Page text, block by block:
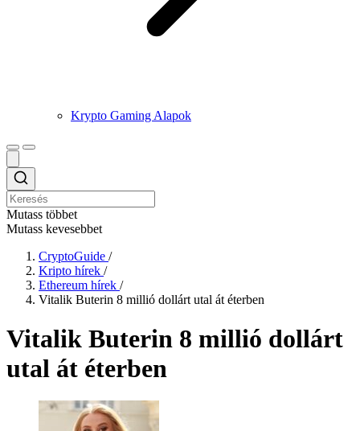
Krypto Gaming Alapok
Mutass többet
Mutass kevesebbet
CryptoGuide /
Kripto hírek /
Ethereum hírek /
Vitalik Buterin 8 millió dollárt utal át éterben
Vitalik Buterin 8 millió dollárt
utal át éterben